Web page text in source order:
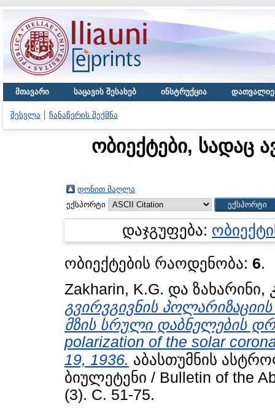
მთავარი საცავის შესახებ ინსტრუქცია
შესვლა ჩანაწერის შექმნა
ობიექტები, სადაც
დონით მაღლა
ექსპორტი
დაჯგუფება:
ობიექტების რაოდენობა: 6.
Zakharin, K.G. და ზახარინი,
გვირვგივნის
მზის სრული დაბნელების
polarization of the solar
19, 1936. აბასთუმნის
ბიულეტენი / Bulletin of the
(3). С. 51-75.